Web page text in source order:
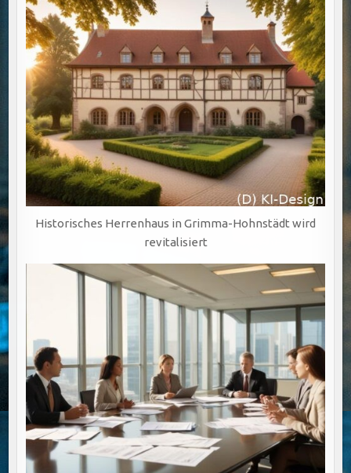
Historisches Herrenhaus in Grimma-Hohnstädt wird
revitalisiert